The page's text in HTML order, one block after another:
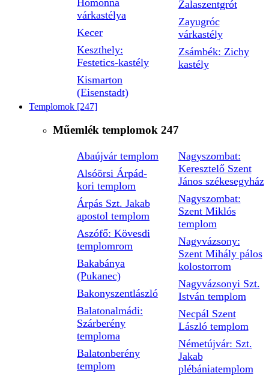
várkastélya
Kecer
Keszthely:
Festetics-kastély
Kismarton
(Eisenstadt)
Zalaszentgrót
Zayugróc
várkastély
Zsámbék: Zichy
kastély
Templomok [247]
Műemlék templomok 247
Abaújvár templom
Alsóörsi Árpád-
kori templom
Árpás Szt. Jakab
apostol templom
Aszófő: Kövesdi
templomrom
Bakabánya
(Pukanec)
Bakonyszentlászló
Balatonalmádi:
Szárberény
temploma
Balatonberény
templom
Nagyszombat:
Keresztelő Szent
János székesegyház
Nagyszombat:
Szent Miklós
templom
Nagyvázsony:
Szent Mihály pálos
kolostorrom
Nagyvázsonyi Szt.
István templom
Necpál Szent
László templom
Németújvár: Szt.
Jakab
plébániatemplom